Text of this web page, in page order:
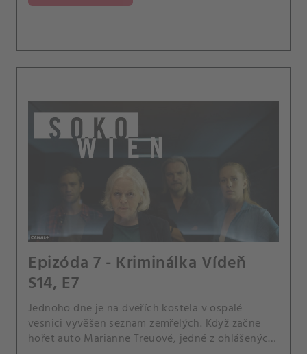
Epizóda 7 - Kriminálka Vídeň
S14, E7
Jednoho dne je na dveřích kostela v ospalé
vesnici vyvěšen seznam zemřelých. Když začne
hořet auto Marianne Treuové, jedné z ohlášených